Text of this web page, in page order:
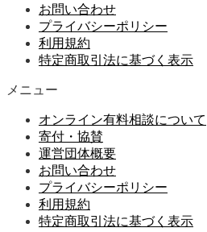
お問い合わせ
プライバシーポリシー
利用規約
特定商取引法に基づく表示
メニュー
オンライン有料相談について
寄付・協賛
運営団体概要
お問い合わせ
プライバシーポリシー
利用規約
特定商取引法に基づく表示